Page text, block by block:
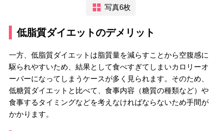
写真6枚
低脂質ダイエットのデメリット
一方、低脂質ダイエットは脂質量を減らすことから空腹感に
駆られやすいため、結果として食べすぎてしまいカロリーオ
ーバーになってしまうケースが多く見られます。そのため、
低糖質ダイエットと比べて、食事内容（糖質の種類など）や
食事するタイミングなどを考えなければならないため手間が
かかります。